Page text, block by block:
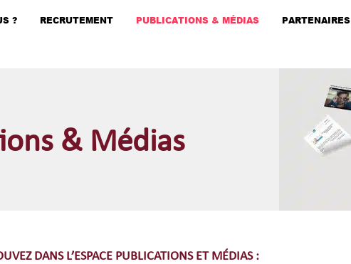
? RECRUTEMENT PUBLICATIONS & MÉDIAS
PARTENAIRES
& Médias
DANS L’ESPACE PUBLICATIONS ET MÉDIAS :